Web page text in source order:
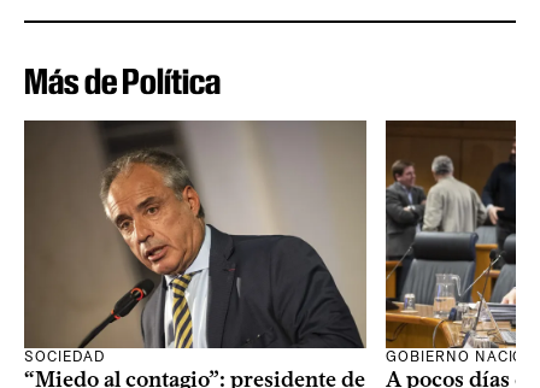
Más de Política
SOCIEDAD
“Miedo al contagio”: presidente de
GOBIERNO
A pocos días